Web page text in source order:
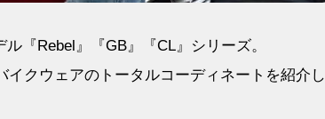
『Rebel』『GB』『CL』シリーズ。
クウェアのトータルコーディネートを紹介し